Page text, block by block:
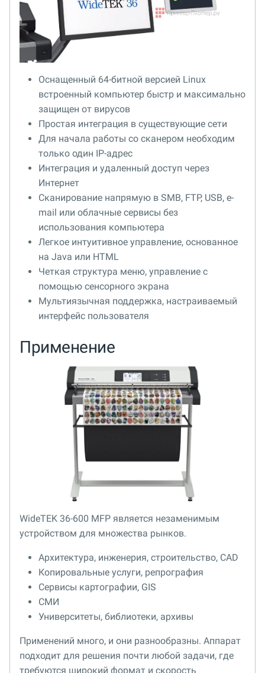
Оснащенный 64-битной версией Linux
встроенный компьютер быстр и максимально
защищен от вирусов
Простая интеграция в существующие сети
Для начала работы со сканером необходим
только один IP-адрес
Интеграция и удаленный доступ через
Интернет
Сканирование напрямую в SMB, FTP, USB, е-
mail или облачные сервисы без
использования компьютера
Легкое интуитивное управление, основанное
на Java или HTML
Четкая структура меню, управление с
помощью сенсорного экрана
Мультиязычная поддержка, настраиваемый
интерфейс пользователя
Применение
WideTEK 36-600 MFP является незаменимым
устройством для множества рынков.
Архитектура, инженерия, строительство, CAD
Копировальные услуги, репрография
Сервисы картографии, GIS
СМИ
Университеты, библиотеки, архивы
Применений много, и они разнообразны. Аппарат
подходит для решения почти любой задачи, где
требуются широкий формат и скорость